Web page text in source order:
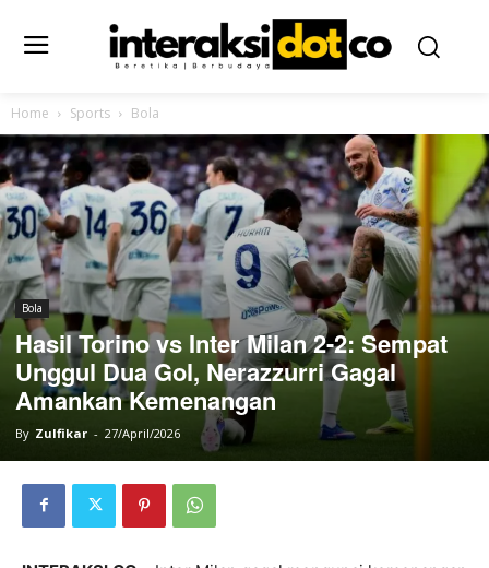
Home Sports Bola
Bola
Hasil Torino vs Inter Milan 2-2: Sempat
Unggul Dua Gol, Nerazzurri Gagal
Amankan Kemenangan
By Zulfikar - 27/April/2026